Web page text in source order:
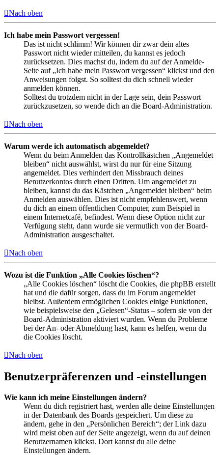
Nach oben
Ich habe mein Passwort vergessen!
Das ist nicht schlimm! Wir können dir zwar dein altes
Passwort nicht wieder mitteilen, du kannst es jedoch
zurücksetzen. Dies machst du, indem du auf der Anmelde-
Seite auf „Ich habe mein Passwort vergessen“ klickst und den
Anweisungen folgst. So solltest du dich schnell wieder
anmelden können.
Solltest du trotzdem nicht in der Lage sein, dein Passwort
zurückzusetzen, so wende dich an die Board-Administration.
Nach oben
Warum werde ich automatisch abgemeldet?
Wenn du beim Anmelden das Kontrollkästchen „Angemeldet
bleiben“ nicht auswählst, wirst du nur für eine Sitzung
angemeldet. Dies verhindert den Missbrauch deines
Benutzerkontos durch einen Dritten. Um angemeldet zu
bleiben, kannst du das Kästchen „Angemeldet bleiben“ beim
Anmelden auswählen. Dies ist nicht empfehlenswert, wenn
du dich an einem öffentlichen Computer, zum Beispiel in
einem Internetcafé, befindest. Wenn diese Option nicht zur
Verfügung steht, dann wurde sie vermutlich von der Board-
Administration ausgeschaltet.
Nach oben
Wozu ist die Funktion „Alle Cookies löschen“?
„Alle Cookies löschen“ löscht die Cookies, die phpBB erstellt
hat und die dafür sorgen, dass du im Forum angemeldet
bleibst. Außerdem ermöglichen Cookies einige Funktionen,
wie beispielsweise den „Gelesen“-Status – sofern sie von der
Board-Administration aktiviert wurden. Wenn du Probleme
bei der An- oder Abmeldung hast, kann es helfen, wenn du
die Cookies löscht.
Nach oben
Benutzerpräferenzen und -einstellungen
Wie kann ich meine Einstellungen ändern?
Wenn du dich registriert hast, werden alle deine Einstellungen
in der Datenbank des Boards gespeichert. Um diese zu
ändern, gehe in den „Persönlichen Bereich“; der Link dazu
wird meist oben auf der Seite angezeigt, wenn du auf deinen
Benutzernamen klickst. Dort kannst du alle deine
Einstellungen ändern.